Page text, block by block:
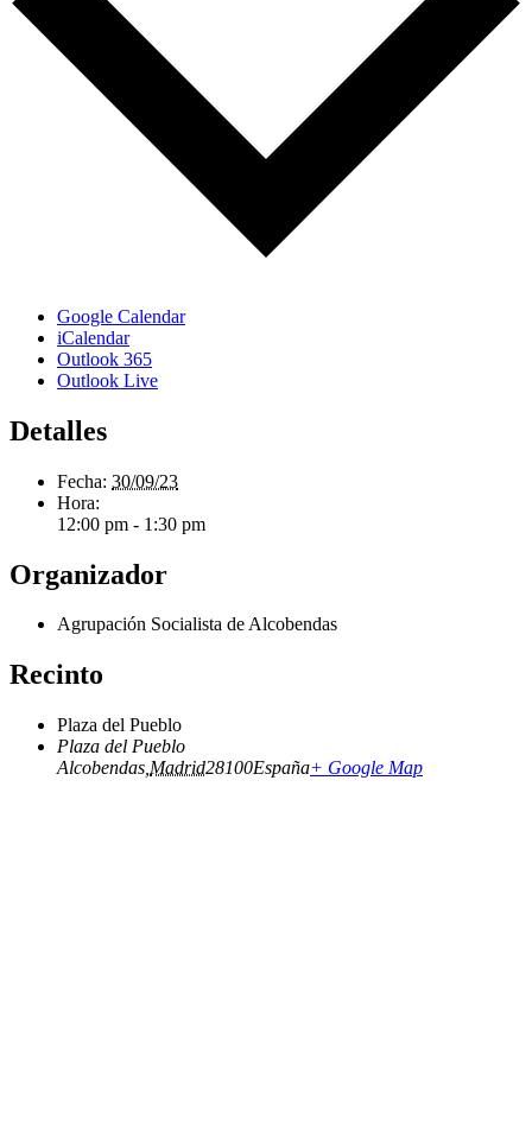
Google Calendar
iCalendar
Outlook 365
Outlook Live
Detalles
Fecha: 30/09/23
Hora:
12:00 pm - 1:30 pm
Organizador
Agrupación Socialista de Alcobendas
Recinto
Plaza del Pueblo
Plaza del Pueblo
Alcobendas Madrid28100España+ Google Map